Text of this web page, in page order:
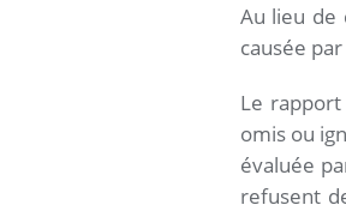
Au lieu de
causée par
Le
omis ou
évaluée
refusent